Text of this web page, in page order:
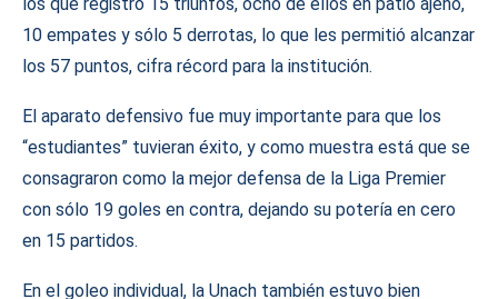
10 empates y sólo 5 derrotas, lo que les permitió alcanzar
los 57 puntos, cifra récord para la institución.
El aparato defensivo fue muy importante para que los
“estudiantes” tuvieran éxito, y como muestra está que se
consagraron como la mejor defensa de la Liga Premier
con sólo 19 goles en contra, dejando su potería en cero
en 15 partidos.
En el goleo individual, la Unach también estuvo bien